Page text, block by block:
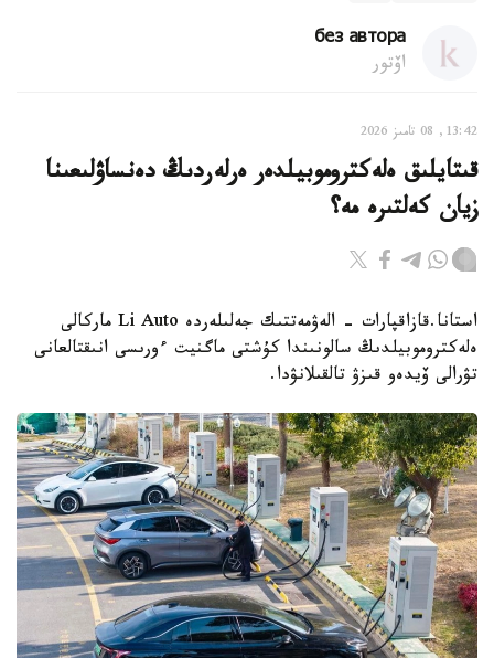
без автора
اۆتور
13:42, 08 تامىز 2026
قىتايلىق ەلەكتروموبيلدەر ەرلەردىڭ دەنساۋلىعىنا
زيان كەلتىرە مە؟
استانا.قازاقپارات - الەۋمەتتىك جەلىلەردە Li Auto ماركالى
ەلەكتروموبيلدىڭ سالونىندا كۇشتى ماگنيت ءورىسى انىقتالعانى
تۋرالى ۆيدەو قىزۋ تالقىلانۋدا.